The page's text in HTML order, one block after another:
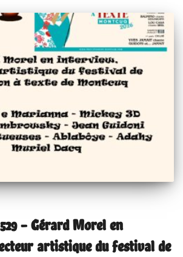
– Gérard Morel en
artistique du festival de